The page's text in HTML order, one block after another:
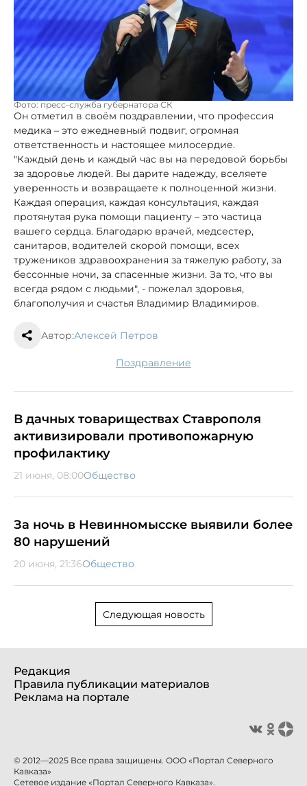
Фото: пресс-служба губернатора СК
Он отметил в своём поздравлении, что профессия
медика – это ежедневный подвиг, огромная
ответственность и настоящее милосердие.
"Каждый день и каждый час вы на передовой борьбы
за здоровье людей. Вы дарите надежду, вселяете
уверенность и возвращаете к полноценной жизни.
Каждая операция, каждая консультация, каждая
протянутая рука помощи пациенту – это частица
вашего сердца. Благодарю врачей, медсестер,
санитаров, водителей скорой помощи, всех
тружеников здравоохранения за тяжелую работу, за
бессонные ночи, за спасенные жизни. За то, что вы
всегда рядом с людьми", - пожелал здоровья,
благополучия и счастья Владимир Владимиров.
Автор:Алексей Петров
поздравление
В дачных товариществах Ставрополя
активизировали противопожарную
профилактику
21 июня, 08:00Общество
За ночь в Невинномысске выявили более
80 нарушений
20 июня, 21:36Общество
Следующая новость
Редакция
Правила публикации материалов
Реклама на портале
© 2012—2025 Все права защищены. ООО «Портал Северного
Кавказа»
Сетевое издание «Портал Северного Кавказа».